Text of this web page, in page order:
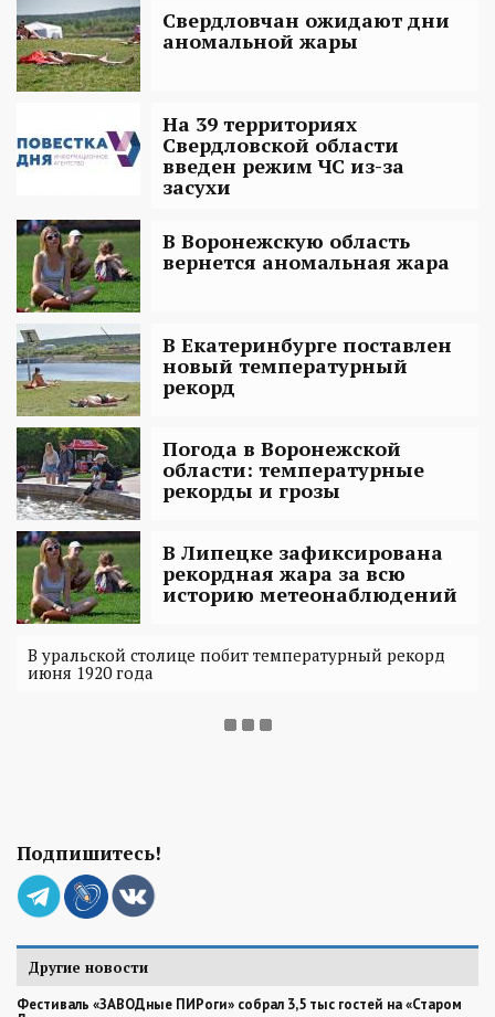
Свердловчан ожидают дни
аномальной жары
На 39 территориях
Свердловской области
введен режим ЧС из-за
засухи
В Воронежскую область
вернется аномальная жара
В Екатеринбурге поставлен
новый температурный
рекорд
Погода в Воронежской
области: температурные
рекорды и грозы
В Липецке зафиксирована
рекордная жара за всю
историю метеонаблюдений
В уральской столице побит температурный рекорд
июня 1920 года
Подпишитесь!
Другие новости
Фестиваль «ЗАВОДные ПИРоги» собрал 3,5 тыс гостей на «Старом